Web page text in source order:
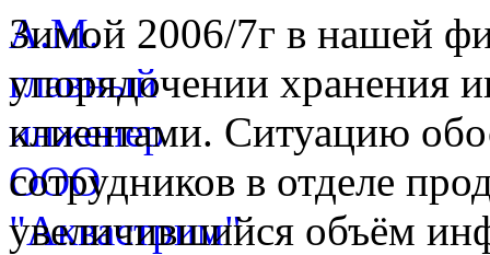
Зимой 2006/7г в нашей
упорядочении хранения
клиентами. Ситуацию
сотрудников в отделе
увеличившийся объём